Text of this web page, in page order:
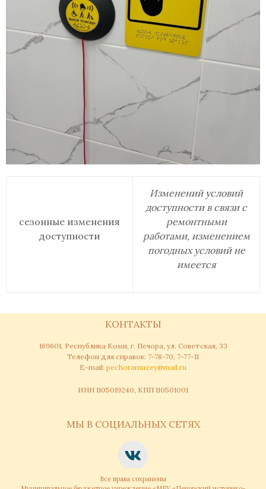
сезонные изменения
доступности
Изменений условий
доступности в связи с
ремонтными
работами, изменением
погодных условий не
имеется
КОНТАКТЫ
169601, Республика Коми, г. Печора, ул. Советская, 33
Телефон для справок: 7-78-70, 7-77-11
Е-mail: pechoramuzey@mail.ru
ИНН 1105019240, КПП 110501001
МЫ В СОЦИАЛЬНЫХ СЕТЯХ
Все права сохранены